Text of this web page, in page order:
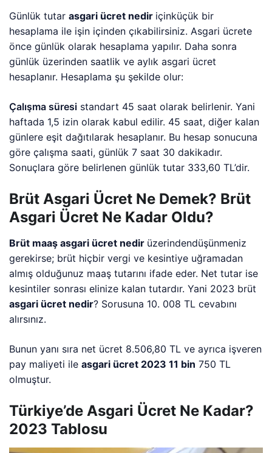
Günlük tutarasgari ücret nedir içinküçük bir
hesaplama ile işin içinden çıkabilirsiniz. Asgari ücrete
önce günlük olarak hesaplama yapılır. Daha sonra
günlük üzerinden saatlik ve aylık asgari ücret
hesaplanır. Hesaplama şu şekilde olur:
Çalışma süresi standart 45 saat olarak belirlenir. Yani
haftada 1,5 izin olarak kabul edilir. 45 saat, diğer kalan
günlere eşit dağıtılarak hesaplanır. Bu hesap sonucuna
göre çalışma saati, günlük 7 saat 30 dakikadır.
Sonuçlara göre belirlenen günlük tutar 333,60 TL’dir.
Brüt Asgari Ücret Ne Demek? Brüt
Asgari Ücret Ne Kadar Oldu?
Brüt maaş asgari ücret nedir üzerindendüşünmeniz
gerekirse; brüt hiçbir vergi ve kesintiye uğramadan
almış olduğunuz maaş tutarını ifade eder. Net tutar ise
kesintiler sonrası elinize kalan tutardır. Yani 2023 brüt
asgari ücret nedir? Sorusuna 10. 008 TL cevabını
alırsınız.
Bunun yanı sıra net ücret 8.506,80 TL ve ayrıca işveren
pay maliyeti ileasgari ücret 2023 11 bin 750 TL
olmuştur.
Türkiye’de Asgari Ücret Ne Kadar?
2023 Tablosu